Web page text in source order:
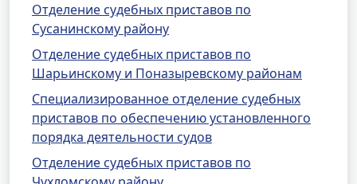
Отделение судебных приставов по
Сусанинскому району
Отделение судебных приставов по
Шарьинскому и Поназыревскому районам
Специализированное отделение судебных
приставов по обеспечению установленного
порядка деятельности судов
Отделение судебных приставов по